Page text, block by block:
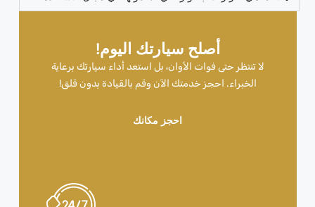
أصلح سيارتك اليوم!
لا تنتظر حتى فوات الأوان، بل استعد أداء سيارتك برعاية
الخبراء. احجز خدمتك الآن وقم بالقيادة بدون قلق!
احجز مكانك